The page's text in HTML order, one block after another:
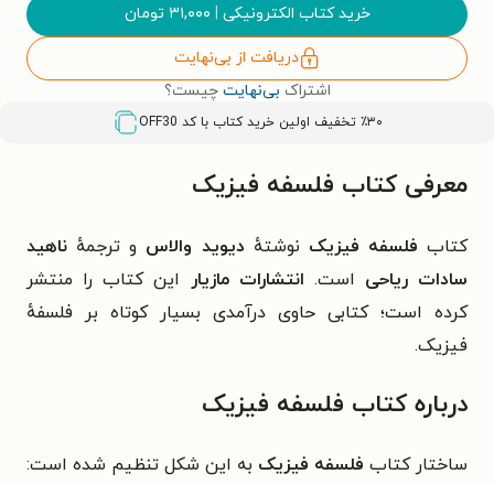
خرید کتاب الکترونیکی | ۳۱,۰۰۰ تومان
دریافت از بی‌نهایت
اشتراک بی‌نهایت چیست؟
٪۳۰ تخفیف اولین خرید کتاب با کد OFF30
معرفی کتاب فلسفه فیزیک
کتاب فلسفه فیزیک نوشتهٔ دیوید والاس و ترجمهٔ ناهید
سادات ریاحی است. انتشارات مازیار
این کتاب را منتشر
کرده است؛ کتابی حاوی درآمدی بسیار کوتاه بر فلسفهٔ
فیزیک.
درباره کتاب فلسفه فیزیک
ساختار کتاب فلسفه فیزیک به این شکل تنظیم شده است: